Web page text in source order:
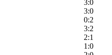
3:0
3:0
0:2
3:2
2:1
1:0